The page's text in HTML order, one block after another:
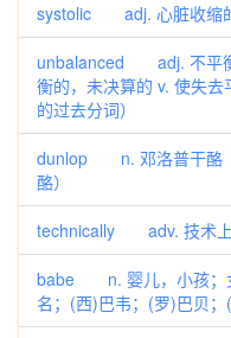
systolic adj. 心脏收缩
unbalanced adj. 不平衡
衡的，未决算的 v. 使失
的过去分词）
dunlop n. 邓洛普干酪（
酪）
technically adv. 技术上
babe n. 婴儿，小孩；
名；(西)巴韦；(罗)巴贝